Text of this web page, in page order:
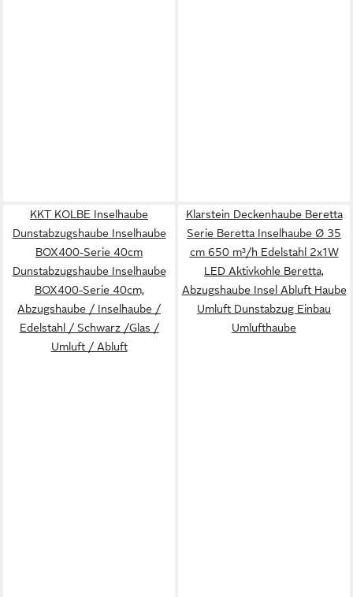
KKT KOLBE Inselhaube
Dunstabzugshaube Inselhaube
BOX400-Serie 40cm
Dunstabzugshaube Inselhaube
BOX400-Serie 40cm,
Abzugshaube / Inselhaube /
Edelstahl / Schwarz /Glas /
Umluft / Abluft
Klarstein Deckenhaube Beretta
Serie Beretta Inselhaube Ø 35
cm 650 m³/h Edelstahl 2x1W
LED Aktivkohle Beretta,
Abzugshaube Insel Abluft Haube
Umluft Dunstabzug Einbau
Umlufthaube